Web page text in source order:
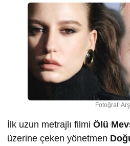
Fotoğraf:
İlk uzun metrajlı filmi Ölü
üzerine çeken yönetmen